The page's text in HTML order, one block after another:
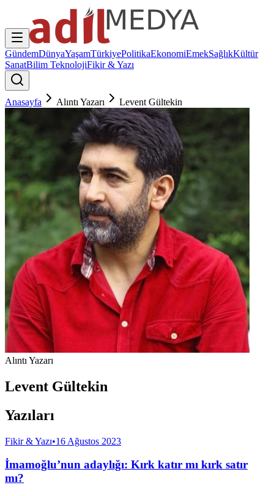
GündemDünyaYaşamTürkiyePolitikaEkonomiEmekSağlıkKültür
SanatBilim TeknolojiFikir & Yazı
Anasayfa Alıntı Yazarı Levent Gültekin
Alıntı Yazarı
Levent Gültekin
Yazıları
Fikir & Yazı•16 Ağustos 2023
İmamoğlu’nun adaylığı: Kırk katır mı kırk satır
mı?